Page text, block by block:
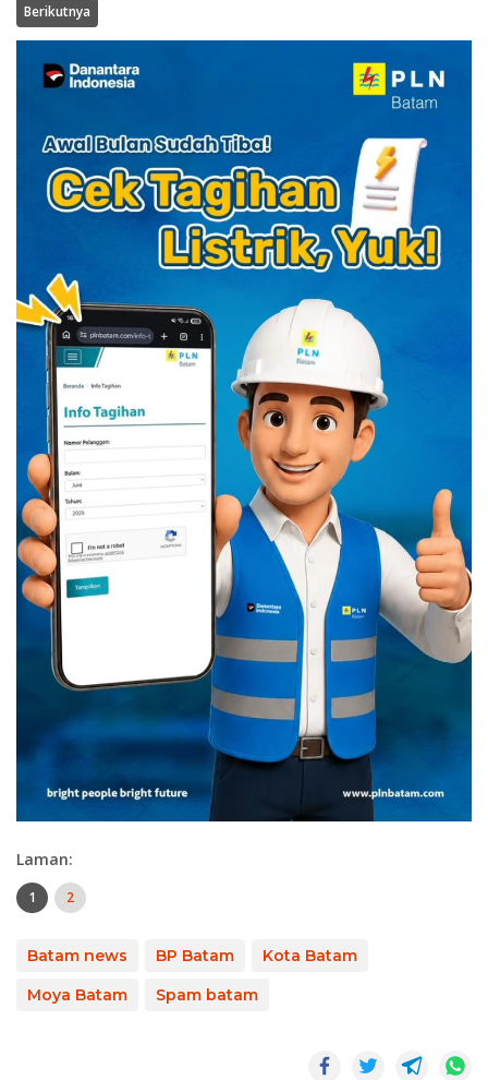
Berikutnya
Laman:
1 2
Batam news BP Batam
Kota Batam
Moya Batam
Spam batam